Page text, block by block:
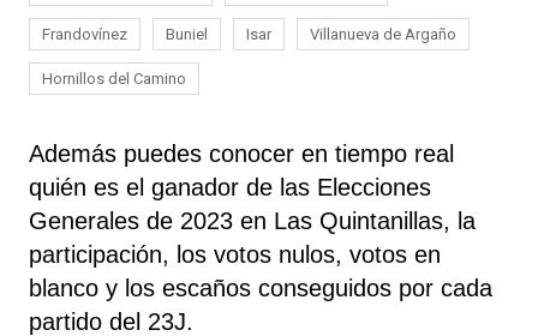
Frandovínez Buniel Isar Villanueva de Argaño
Hornillos del Camino
Además puedes conocer en tiempo real
quién es el ganador de las Elecciones
Generales de 2023 en Las Quintanillas, la
participación, los votos nulos, votos en
blanco y los escaños conseguidos por cada
partido del 23J.